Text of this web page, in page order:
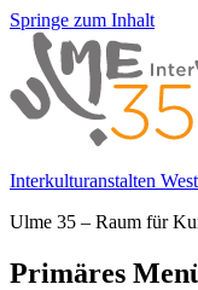
Springe zum Inhalt
Interkulturanstalten
Ulme 35 – Raum für
Primäres